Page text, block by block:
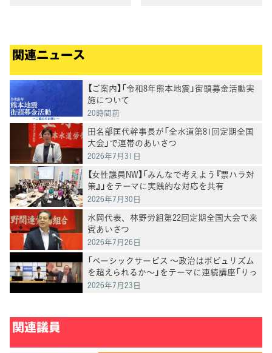
関連ニュース
【ご案内】「令和8年熊本地震」街頭募金活動実
施について
20時間前
田名部匡代幹事長が「全水道第81回定期全国
大会」で連帯のあいさつ
2026年7月31日
【女性議員NW】「みんなで考えよう『票ハラ対
策』」をテーマに実践的な対応を共有
2026年7月30日
水岡代表、林野労組第22回定期全国大会で来
賓あいさつ
2026年7月26日
「ベーシックサービス ～政治はポピュリズム
を超えられるか～」をテーマに連続講座「りっ
けん塾」第3回を開催 井手英策・慶應義塾大
2026年7月23日
関連議員